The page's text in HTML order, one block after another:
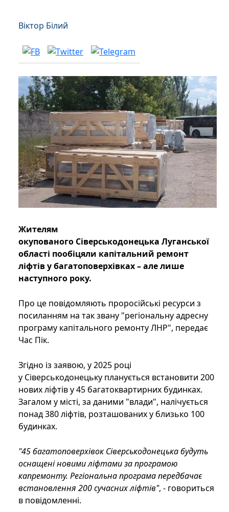
Віктор Білий
Жителям
окупованого Сіверськодонецька Луганської
області пообіцяли капітальний ремонт
ліфтів у багатоповерхівках – але лише
наступного року.
Про це повідомляють проросійські ресурси з
посиланням на так звану "регіональну адресну
програму капітального ремонту ЛНР", передає
Час Пік.
Згідно із заявою, у 2025 році
у Сіверськодонецьку планується встановити 200
нових ліфтів у 45 багатоквартирних будинках.
Загалом у місті, за даними "влади", налічується
понад 380 ліфтів, розташованих у близько 100
будинках.
"45 багатоповерхівок Сіверськодонецька будуть
оснащені новими ліфтами за програмою
капремонту. Регіональна програма передбачає
встановлення 200 сучасних ліфтів", - говориться
в повідомленні.